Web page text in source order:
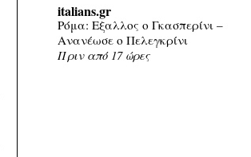
italians.gr
Ρόμα: Εξαλλος ο Γκασπερίνι –
Ανανέωσε ο Πελεγκρίνι
Πριν από 17 ώρες